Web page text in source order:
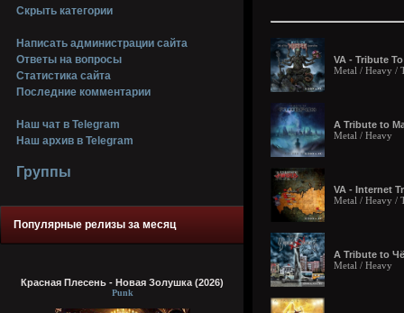
Скрыть категории
Написать администрации сайта
Ответы на вопросы
Статистика сайта
Последние комментарии
Наш чат в Telegram
Наш архив в Telegram
Группы
Популярные релизы за месяц
Красная Плесень - Новая Золушка (2026)
Punk
VA - Tribute
Metal / Heavy /
A Tribute to
Metal / Heavy
VA - Internet
Metal / Heavy /
A Tribute to
Metal / Heavy